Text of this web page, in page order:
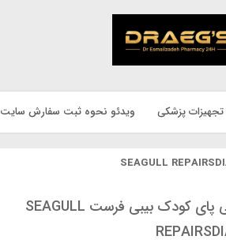
تجهیزات پزشکی ویدئو نحوه ثبت سفارش سایت
سی گل کرم سوختگی پای کودک بیبی فرست SEAGULL